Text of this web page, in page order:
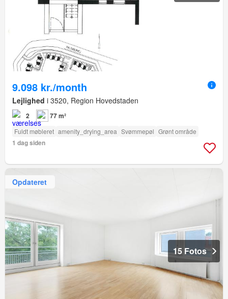
9.098 kr./month
Lejlighed i 3520, Region Hovedstaden
2 77 m²
Fuldt møbleret amenity_drying_area Svømmepøl Grønt område
1 dag siden
Opdateret
15 Fotos